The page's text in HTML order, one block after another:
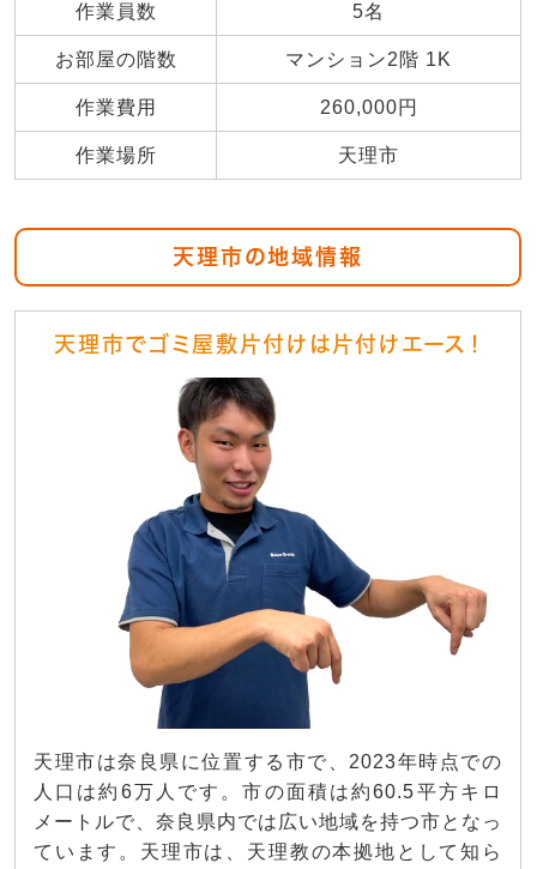
作業員数 5名
お部屋の階数 マンション2階 1K
作業費用 260,000円
作業場所 天理市
天理市の地域情報
天理市でゴミ屋敷片付けは片付けエース！
天理市は奈良県に位置する市で、2023年時点での
人口は約6万人です。市の面積は約60.5平方キロ
メートルで、奈良県内では広い地域を持つ市となっ
ています。天理市は、天理教の本拠地として知ら